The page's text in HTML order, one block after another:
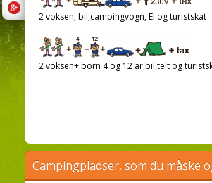
2 voksen, bil,campingvogn, El og turistskat
2 voksen+ born 4 og 12 ar,bil,telt og
Campingpladser, som du måske